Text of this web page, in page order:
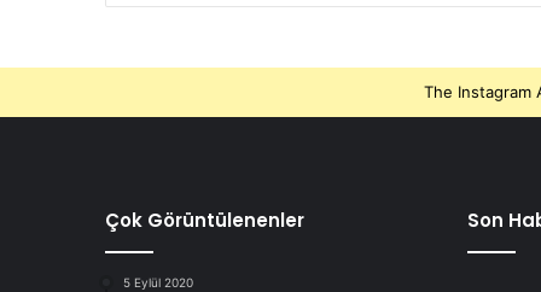
The Instagram
Çok Görüntülenenler
5 Eylül 2020
Son